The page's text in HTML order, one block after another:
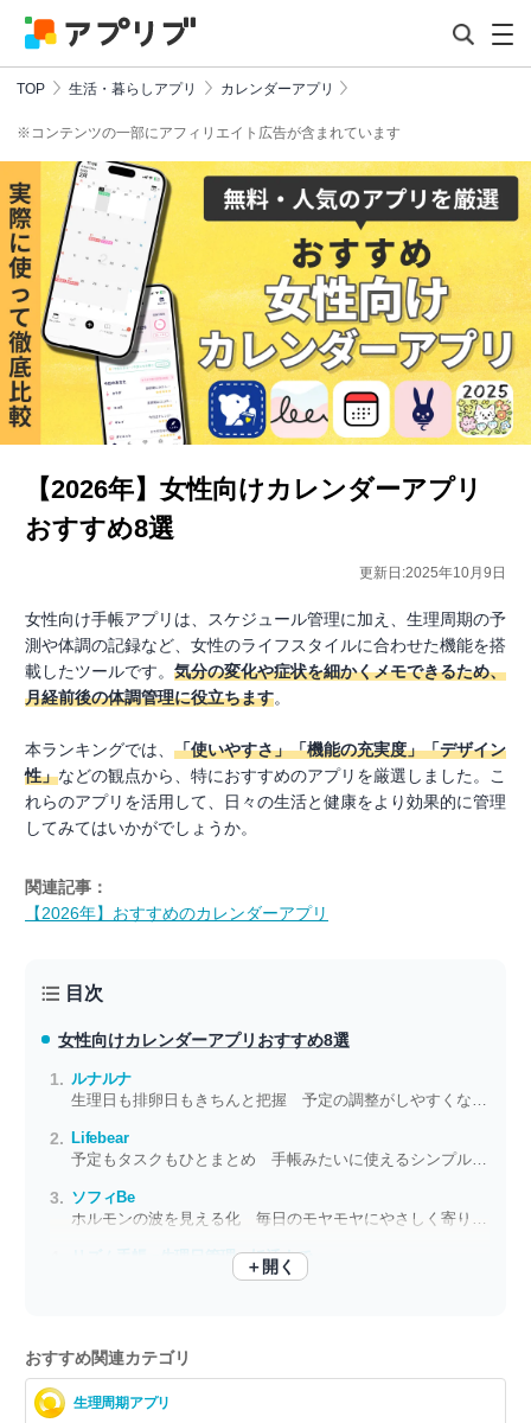
TOP 生活・暮らしアプリ カレンダーアプリ
※コンテンツの一部にアフィリエイト広告が含まれています
【2026年】女性向けカレンダーアプリ
おすすめ8選
更新日:2025年10月9日
女性向け手帳アプリは、スケジュール管理に加え、生理周期の予
測や体調の記録など、女性のライフスタイルに合わせた機能を搭
載したツールです。 気分の変化や症状を細かくメモできるため、
月経前後の体調管理に役立ちます。
本ランキングでは、 「使いやすさ」「機能の充実度」「デザイン
性」などの観点から、特におすすめのアプリを厳選しました。こ
れらのアプリを活用して、日々の生活と健康をより効果的に管理
してみてはいかがでしょうか。
関連記事：
【2026年】おすすめのカレンダーアプリ
目次
女性向けカレンダーアプリ おすすめ8選
ルナルナ
Lifebear
ソフィBe
リズム手帳 ｰ生理日管理～妊活まで
＋開く
おすすめ関連カテゴリ
生理周期アプリ